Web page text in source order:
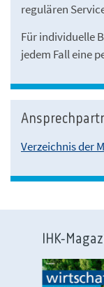
regulären
Für individuelle
jedem Fall eine
Verzeichnis der
IHK-